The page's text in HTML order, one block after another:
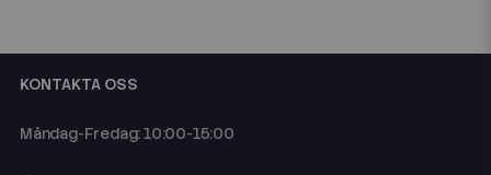
KONTAKTA OSS
Måndag-Fredag: 10:00-15:00